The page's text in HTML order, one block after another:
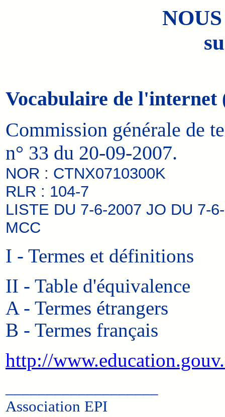
Vocabulaire de l'internet
Commission générale de
n° 33 du 20-09-2007.
NOR : CTNX0710300K
RLR : 104-7
LISTE DU 7-6-2007 JO DU 7-
MCC
I - Termes et définitions
II - Table d'équivalence
A - Termes étrangers
B - Termes français
http://
Association EPI